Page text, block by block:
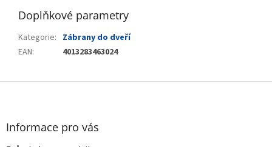
Doplňkové parametry
Kategorie: Zábrany do dveří
EAN: 4013283463024
Z
Informace pro vás